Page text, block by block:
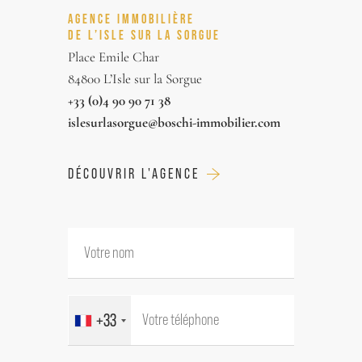
sur une allée donnant sur un triple
garage, une immense oliveraie et un
platane.
Prestations hauts de gammes,
authenticité et charme de la Provence
Il se compose de:
---Rez de chaussée---
AGENCE IMMOBILIÈRE
DE L’ISLE SUR LA SORGUE
Place Emile Char
84800 L’Isle sur la Sorgue
+33 (0)4 90 90 71 38
islesurlasorgue@boschi-immobilier.com
DÉCOUVRIR L'AGENCE
+33